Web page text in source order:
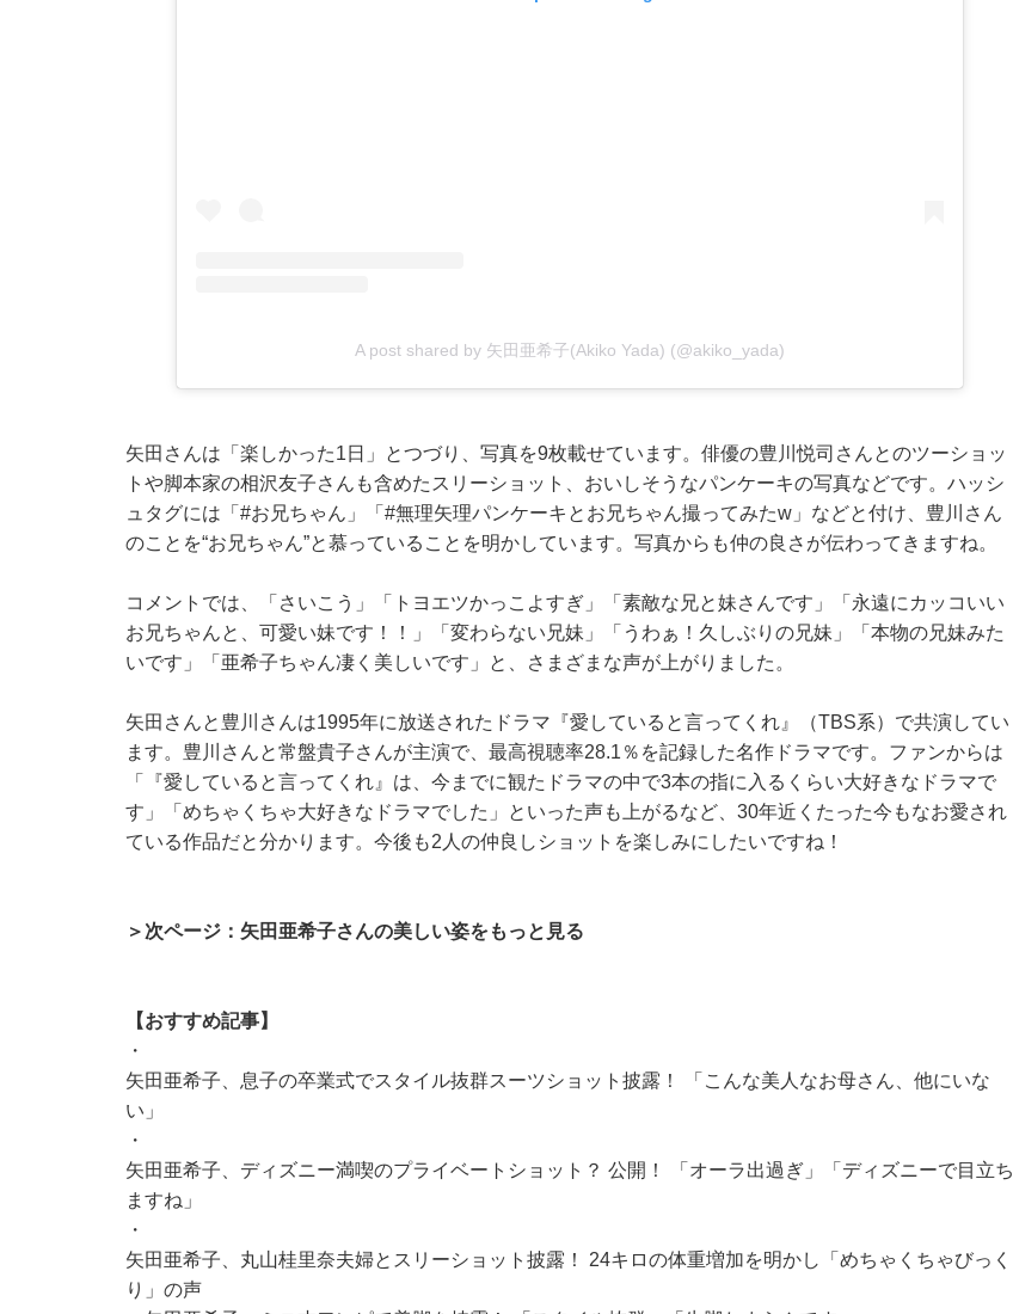
A post shared by 矢田亜希子(Akiko Yada) (@akiko_yada)
矢田さんは「楽しかった1日」とつづり、写真を9枚載せています。俳優の豊川悦司さんとのツーショッ
トや脚本家の相沢友子さんも含めたスリーショット、おいしそうなパンケーキの写真などです。ハッシ
ュタグには「#お兄ちゃん」「#無理矢理パンケーキとお兄ちゃん撮ってみたw」などと付け、豊川さん
のことを“お兄ちゃん”と慕っていることを明かしています。写真からも仲の良さが伝わってきますね。
コメントでは、「さいこう」「トヨエツかっこよすぎ」「素敵な兄と妹さんです」「永遠にカッコいい
お兄ちゃんと、可愛い妹です！！」「変わらない兄妹」「うわぁ！久しぶりの兄妹」「本物の兄妹みた
いです」「亜希子ちゃん凄く美しいです」と、さまざまな声が上がりました。
矢田さんと豊川さんは1995年に放送されたドラマ『愛していると言ってくれ』（TBS系）で共演してい
ます。豊川さんと常盤貴子さんが主演で、最高視聴率28.1％を記録した名作ドラマです。ファンからは
「『愛していると言ってくれ』は、今までに観たドラマの中で3本の指に入るくらい大好きなドラマで
す」「めちゃくちゃ大好きなドラマでした」といった声も上がるなど、30年近くたった今もなお愛され
ている作品だと分かります。今後も2人の仲良しショットを楽しみにしたいですね！
＞次ページ：矢田亜希子さんの美しい姿をもっと見る
【おすすめ記事】
・
矢田亜希子、息子の卒業式でスタイル抜群スーツショット披露！ 「こんな美人なお母さん、他にいな
い」
・
矢田亜希子、ディズニー満喫のプライベートショット？ 公開！ 「オーラ出過ぎ」「ディズニーで目立ち
ますね」
・
矢田亜希子、丸山桂里奈夫婦とスリーショット披露！ 24キロの体重増加を明かし「めちゃくちゃびっく
り」の声